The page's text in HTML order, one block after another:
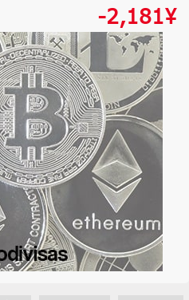
-2,181¥